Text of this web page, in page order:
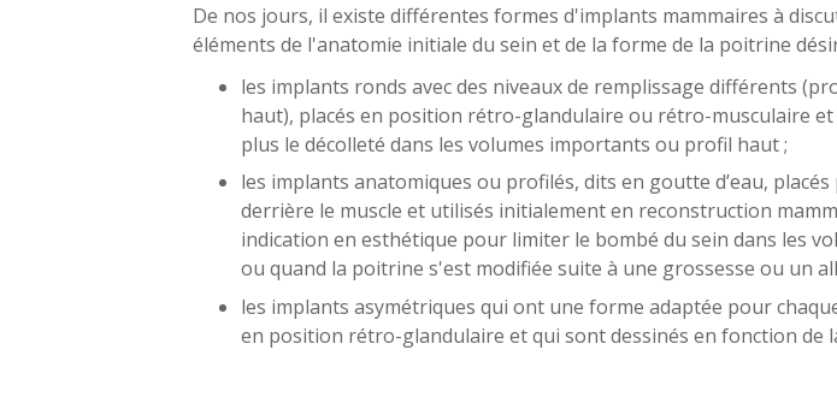
De nos jours, il existe différentes formes d'implants mammaires à
éléments de l'anatomie initiale du sein et de la forme de la poitrine
les implants ronds avec des niveaux de remplissage différents
haut), placés en position rétro-glandulaire ou rétro-musculaire
plus le décolleté dans les volumes importants ou profil haut ;
les implants anatomiques ou profilés, dits en goutte d’eau,
derrière le muscle et utilisés initialement en reconstruction
indication en esthétique pour limiter le bombé du sein dans les
ou quand la poitrine s'est modifiée suite à une grossesse ou un
les implants asymétriques qui ont une forme adaptée pour
en position rétro-glandulaire et qui sont dessinés en fonction de